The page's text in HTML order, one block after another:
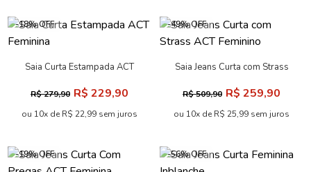
-18% OFF
Saia Curta Estampada ACT
R$ 279,90 R$ 229,90
ou 10x de R$ 22,99 sem juros
-49% OFF
Saia Jeans Curta com Strass
R$ 509,90 R$ 259,90
ou 10x de R$ 25,99 sem juros
-19% OFF -56% OFF